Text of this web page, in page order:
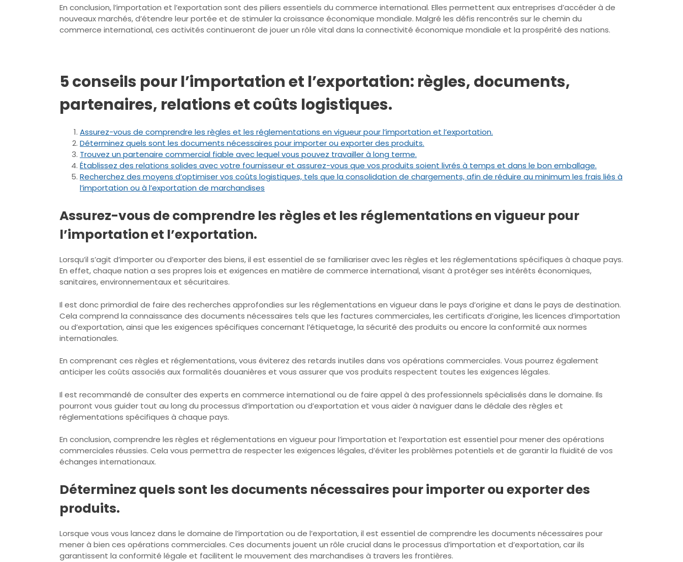
En conclusion, l’importation et l’exportation sont des piliers essentiels du commerce international. Elles permettent aux entreprises d’accéder à de
nouveaux marchés, d’étendre leur portée et de stimuler la croissance économique mondiale. Malgré les défis rencontrés sur le chemin du
commerce international, ces activités continueront de jouer un rôle vital dans la connectivité économique mondiale et la prospérité des nations.
5 conseils pour l’importation et l’exportation: règles, documents,
partenaires, relations et coûts logistiques.
Assurez-vous de comprendre les règles et les réglementations en vigueur pour l’importation et l’exportation.
Déterminez quels sont les documents nécessaires pour importer ou exporter des produits.
Trouvez un partenaire commercial fiable avec lequel vous pouvez travailler à long terme.
Établissez des relations solides avec votre fournisseur et assurez-vous que vos produits soient livrés à temps et dans le bon emballage.
Recherchez des moyens d’optimiser vos coûts logistiques, tels que la consolidation de chargements, afin de réduire au minimum les frais liés à
l’importation ou à l’exportation de marchandises
Assurez-vous de comprendre les règles et les réglementations en vigueur pour
l’importation et l’exportation.
Lorsqu’il s’agit d’importer ou d’exporter des biens, il est essentiel de se familiariser avec les règles et les réglementations spécifiques à chaque pays.
En effet, chaque nation a ses propres lois et exigences en matière de commerce international, visant à protéger ses intérêts économiques,
sanitaires, environnementaux et sécuritaires.
Il est donc primordial de faire des recherches approfondies sur les réglementations en vigueur dans le pays d’origine et dans le pays de destination.
Cela comprend la connaissance des documents nécessaires tels que les factures commerciales, les certificats d’origine, les licences d’importation
ou d’exportation, ainsi que les exigences spécifiques concernant l’étiquetage, la sécurité des produits ou encore la conformité aux normes
internationales.
En comprenant ces règles et réglementations, vous éviterez des retards inutiles dans vos opérations commerciales. Vous pourrez également
anticiper les coûts associés aux formalités douanières et vous assurer que vos produits respectent toutes les exigences légales.
Il est recommandé de consulter des experts en commerce international ou de faire appel à des professionnels spécialisés dans le domaine. Ils
pourront vous guider tout au long du processus d’importation ou d’exportation et vous aider à naviguer dans le dédale des règles et
réglementations spécifiques à chaque pays.
En conclusion, comprendre les règles et réglementations en vigueur pour l’importation et l’exportation est essentiel pour mener des opérations
commerciales réussies. Cela vous permettra de respecter les exigences légales, d’éviter les problèmes potentiels et de garantir la fluidité de vos
échanges internationaux.
Déterminez quels sont les documents nécessaires pour importer ou exporter des
produits.
Lorsque vous vous lancez dans le domaine de l’importation ou de l’exportation, il est essentiel de comprendre les documents nécessaires pour
mener à bien ces opérations commerciales. Ces documents jouent un rôle crucial dans le processus d’importation et d’exportation, car ils
garantissent la conformité légale et facilitent le mouvement des marchandises à travers les frontières.